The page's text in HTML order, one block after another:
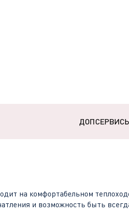
на комфортабельном
и возможность быть